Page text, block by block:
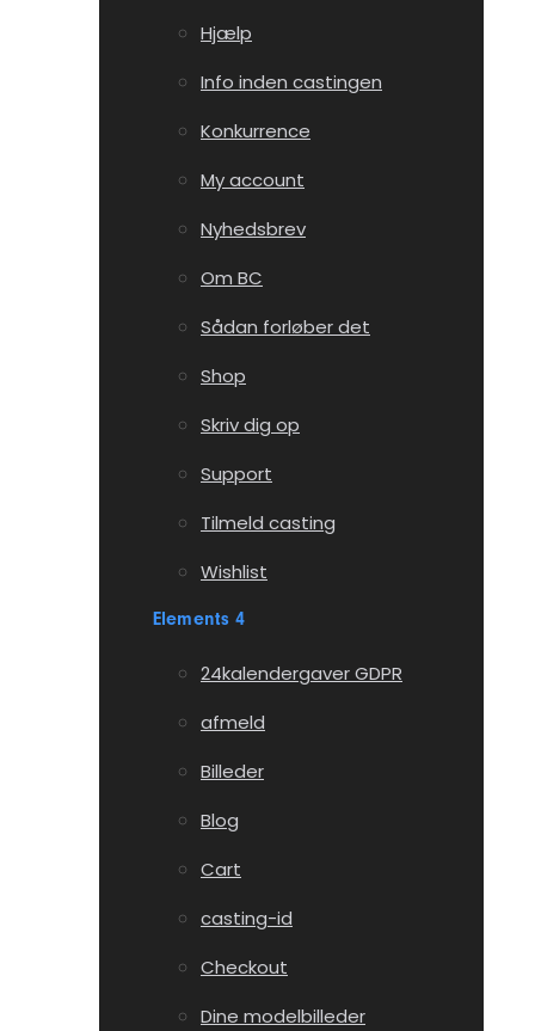
Hjælp
Info inden castingen
Konkurrence
My account
Nyhedsbrev
Om BC
Sådan forløber det
Shop
Skriv dig op
Support
Tilmeld casting
Wishlist
Elements 4
24kalendergaver GDPR
afmeld
Billeder
Blog
Cart
casting-id
Checkout
Dine modelbilleder